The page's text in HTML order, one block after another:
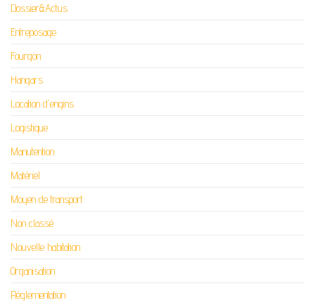
Dossier&Actus
Entreposage
Fourgon
Hangars
Location d'engins
Logistique
Manutention
Matériel
Moyen de transport
Non classé
Nouvelle habitation
Organisation
Réglementation